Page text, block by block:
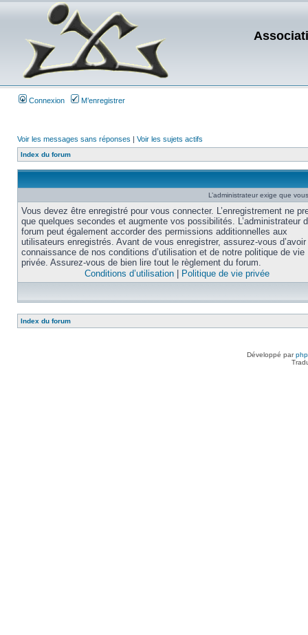
Connexion M’enregistrer
Voir les messages sans réponses | Voir les sujets actifs
Index du forum
L’administrateur exige que
Vous devez être enregistré pour vous connecter. L’enregistrement ne
que quelques secondes et augmente vos possibilités. L’administrateur
forum peut également accorder des permissions additionnelles aux
utilisateurs enregistrés. Avant de vous enregistrer, assurez-vous
connaissance de nos conditions d’utilisation et de notre politique de vie
privée. Assurez-vous de bien lire tout le règlement du forum.
Conditions d’utilisation
Politique de vie privée
Index du forum
Développé par